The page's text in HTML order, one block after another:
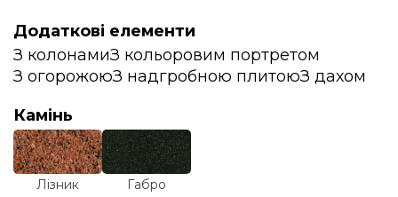
Додаткові елементи
З колонамиЗ кольоровим портретом
З огорожоюЗ надгробною плитоюЗ дахом
Камінь
Лізник Габро